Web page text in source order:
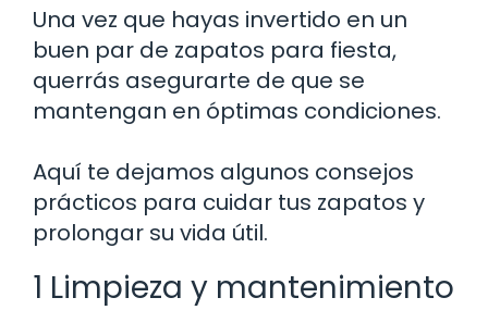
Una vez que hayas invertido en un
buen par de zapatos para fiesta,
querrás asegurarte de que se
mantengan en óptimas condiciones.
Aquí te dejamos algunos consejos
prácticos para cuidar tus zapatos y
prolongar su vida útil.
1 Limpieza y mantenimiento